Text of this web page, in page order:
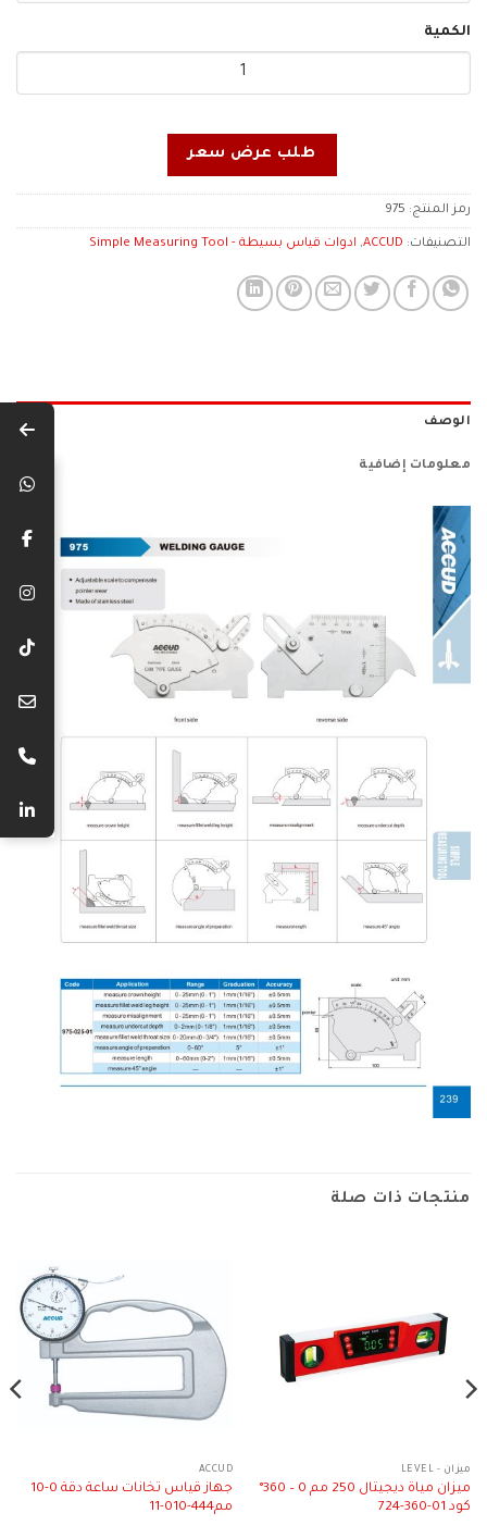
الكمية
طلب عرض سعر
رمز المنتج: 975
التصنيفات: ACCUD
, ادوات قياس بسيطة - Simple Measuring Tool
الوصف
معلومات إضافية
منتجات ذات صلة
ميزان - LEVEL
ميزان مياة ديجيتال 250 مم 0 – 360°
كود 01-360-724
ACCUD
جهاز قياس تخانات ساعة دقة 0-10
مم444-010-11